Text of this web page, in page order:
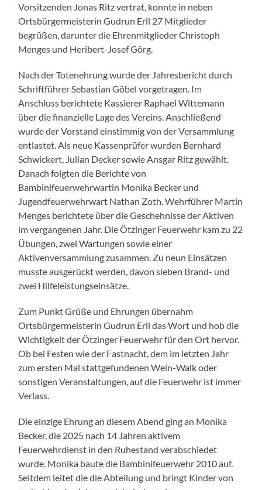
Vorsitzenden Jonas Ritz vertrat, konnte in neben
Ortsbürgermeisterin Gudrun Erll 27 Mitglieder
begrüßen, darunter die Ehrenmitglieder Christoph
Menges und Heribert-Josef Görg.
Nach der Totenehrung wurde der Jahresbericht durch
Schriftführer Sebastian Göbel vorgetragen. Im
Anschluss berichtete Kassierer Raphael Wittemann
über die finanzielle Lage des Vereins. Anschließend
wurde der Vorstand einstimmig von der Versammlung
entlastet. Als neue Kassenprüfer wurden Bernhard
Schwickert, Julian Decker sowie Ansgar Ritz gewählt.
Danach folgten die Berichte von
Bambinifeuerwehrwartin Monika Becker und
Jugendfeuerwehrwart Nathan Zoth. Wehrführer Martin
Menges berichtete über die Geschehnisse der Aktiven
im vergangenen Jahr. Die Ötzinger Feuerwehr kam zu 22
Übungen, zwei Wartungen sowie einer
Aktivenversammlung zusammen. Zu neun Einsätzen
musste ausgerückt werden, davon sieben Brand- und
zwei Hilfeleistungseinsätze.
Zum Punkt Grüße und Ehrungen übernahm
Ortsbürgermeisterin Gudrun Erll das Wort und hob die
Wichtigkeit der Ötzinger Feuerwehr für den Ort hervor.
Ob bei Festen wie der Fastnacht, dem im letzten Jahr
zum ersten Mal stattgefundenen Wein-Walk oder
sonstigen Veranstaltungen, auf die Feuerwehr ist immer
Verlass.
Die einzige Ehrung an diesem Abend ging an Monika
Becker, die 2025 nach 14 Jahren aktivem
Feuerwehrdienst in den Ruhestand verabschiedet
wurde. Monika baute die Bambinifeuerwehr 2010 auf.
Seitdem leitet die die Abteilung und bringt Kinder von